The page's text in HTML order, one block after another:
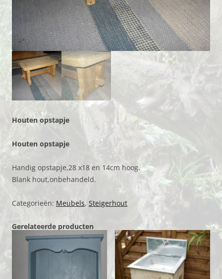
Houten opstapje
Houten opstapje
Handig opstapje,28 x18 en 14cm hoog.
Blank hout,onbehandeld.
Categorieën: Meubels, Steigerhout
Gerelateerde producten